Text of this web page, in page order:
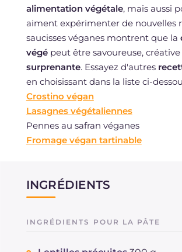
alimentation végétale, mais aussi
aiment expérimenter de nouvelles
saucisses véganes montrent que la
végépeut être savoureuse,
surprenante. Essayez d'autres
en choisissant dans la liste ci-
Crostino végan
Lasagnes végétaliennes
Pennes au safran véganes
Fromage végan tartinable
INGRÉDIENTS
INGRÉDIENTS POUR LA PÂTE